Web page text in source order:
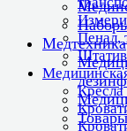
Пенал,
Кресла
Медтехника